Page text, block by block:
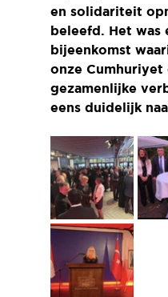
en solidariteit
beleefd. Het was
bijeenkomst
onze Cumhuriyet
gezamenlijke
eens duidelijk